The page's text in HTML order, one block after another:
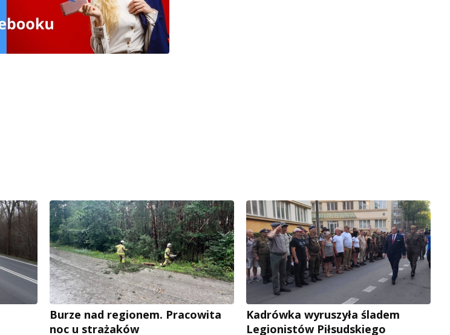
Burze nad regionem. Pracowita
noc u strażaków
Kadrówka wyruszyła śladem
Legionistów Piłsudskiego